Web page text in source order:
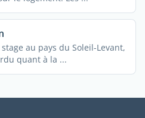
au pays du Soleil-Levant,
quant à la ...